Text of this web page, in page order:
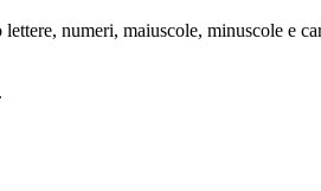
numeri, maiuscole, minuscole e